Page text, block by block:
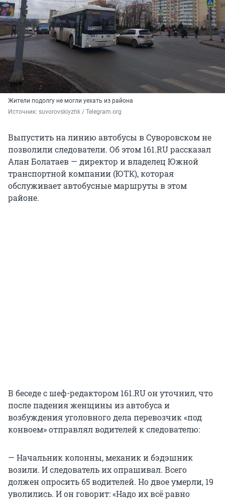
Жители подолгу не могли уехать из района
Источник: suvorovskiyzhk / Telegram.org
Выпустить на линию автобусы в Суворовском не
позволили следователи. Об этом 161.RU рассказал
Алан Болатаев — директор и владелец Южной
транспортной компании (ЮТК), которая
обслуживает автобусные маршруты в этом
районе.
В беседе с шеф-редактором 161.RU он уточнил, что
после падения женщины из автобуса и
возбуждения уголовного дела перевозчик «под
конвоем» отправлял водителей к следователю:
— Начальник колонны, механик и бэдэшник
возили. И следователь их опрашивал. Всего
должен опросить 65 водителей. Но двое умерли, 19
уволились. И он говорит: «Надо их всё равно